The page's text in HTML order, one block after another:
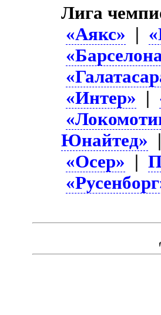
Лига
«Аякс» |
«Интер» |
Юнайтед» |
«Осер» |